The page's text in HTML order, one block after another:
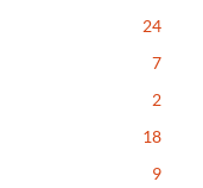
24
7
2
18
9